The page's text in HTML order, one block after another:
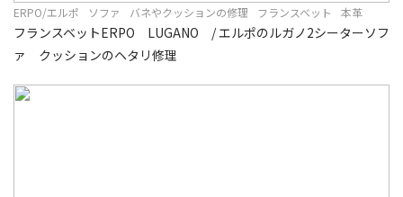
ERPO/エルポ ソファ バネやクッションの修理 フランスベット 本革
フランスベットERPO LUGANO / エルポのルガノ2シーターソフ
ァ クッションのヘタリ修理